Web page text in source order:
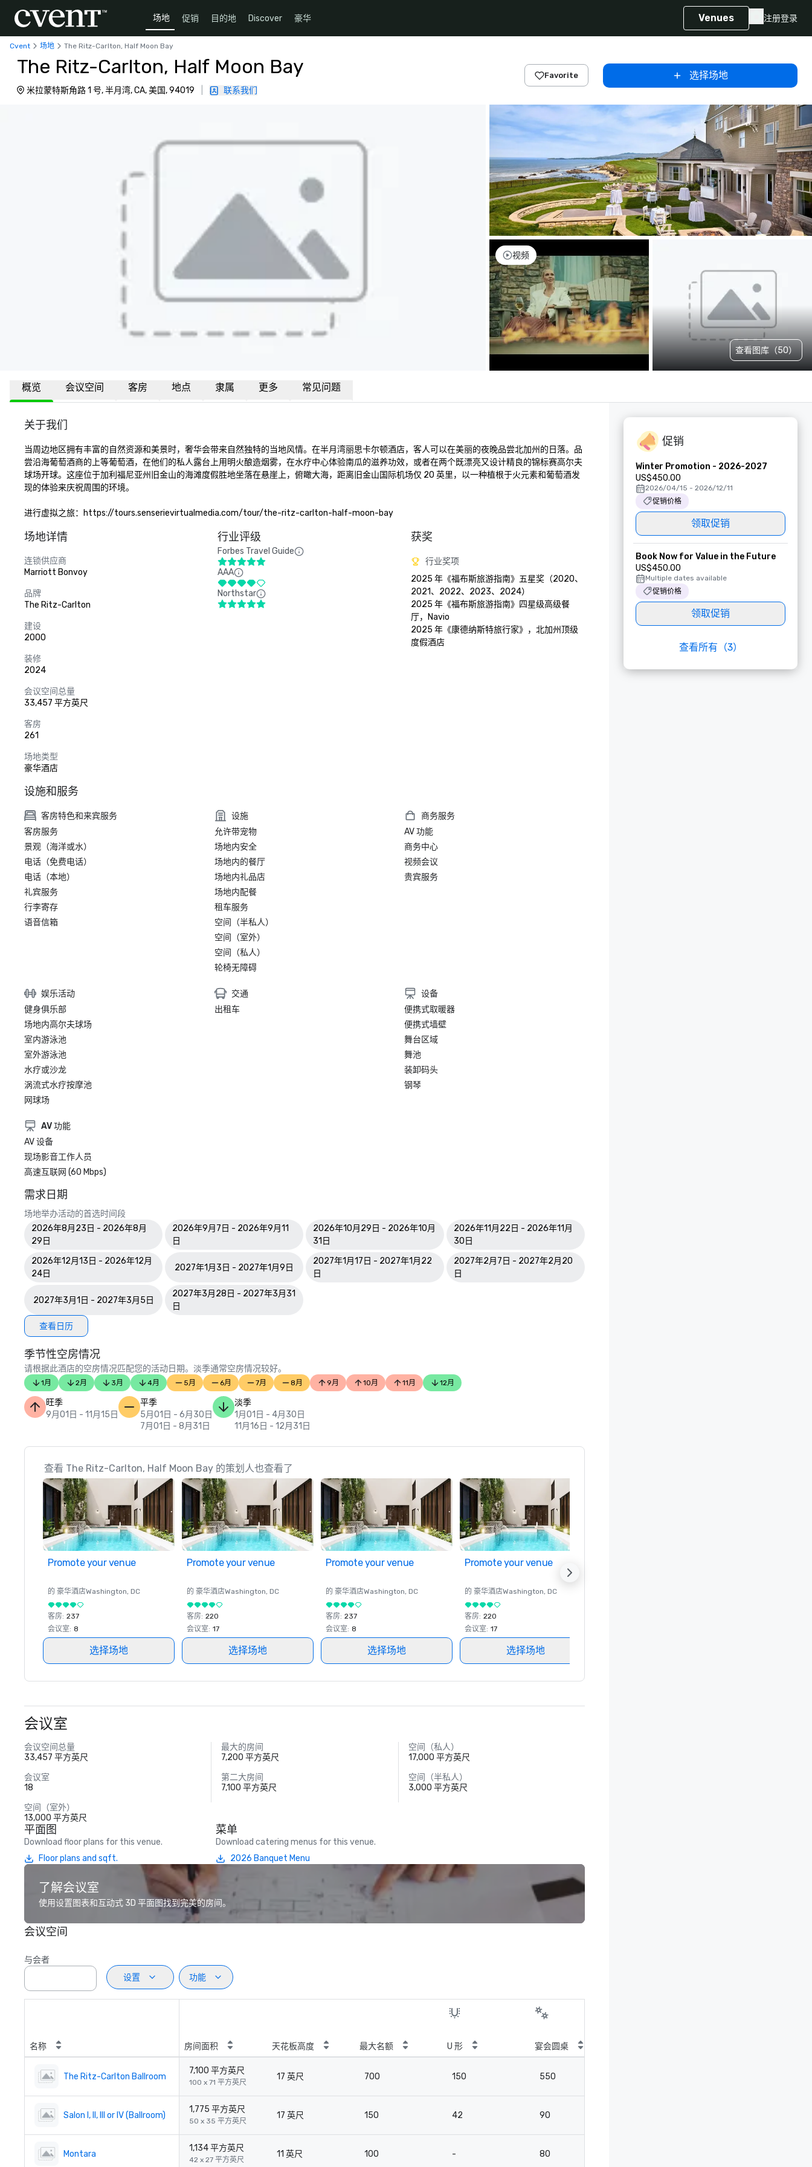
场地 促销 目的地 Discover 豪华 Venues 注册登录
Cvent 场地 The Ritz-Carlton, Half Moon Bay
The Ritz-Carlton, Half Moon Bay
米拉蒙特斯角路 1 号, 半月湾, CA, 美国, 94019 联系我们
Favorite 选择场地
视频
查看图库（50）
概览 会议空间 客房 地点 隶属 更多 常见问题
关于我们
当周边地区拥有丰富的自然资源和美景时，奢华会带来自然独特的当地风情。在半月湾丽思卡尔顿酒店，客人可以在美丽的夜晚品尝北加州的日落。品
尝沿海葡萄酒商的上等葡萄酒，在他们的私人露台上用明火酿造烟雾，在水疗中心体验南瓜的滋养功效，或者在两个既漂亮又设计精良的锦标赛高尔夫
球场开球。这座位于加利福尼亚州旧金山的海滩度假胜地坐落在悬崖上，俯瞰大海，距离旧金山国际机场仅 20 英里，以一种植根于火元素和葡萄酒发
现的体验来庆祝周围的环境。
进行虚拟之旅：https://tours.senserievirtualmedia.com/tour/the-ritz-carlton-half-moon-bay
场地详情
连锁供应商
Marriott Bonvoy
品牌
The Ritz-Carlton
建设
2000
装修
2024
会议空间总量
33,457 平方英尺
客房
261
场地类型
豪华酒店
行业评级
Forbes Travel Guide
AAA
Northstar
获奖
行业奖项
2025 年《福布斯旅游指南》五星奖（2020、
2021、2022、2023、2024）
2025 年《福布斯旅游指南》四星级高级餐
厅，Navio
2025 年《康德纳斯特旅行家》，北加州顶级
度假酒店
设施和服务
客房特色和来宾服务
客房服务
景观（海洋或水）
电话（免费电话）
电话（本地）
礼宾服务
行李寄存
语音信箱
设施
允许带宠物
场地内安全
场地内的餐厅
场地内礼品店
场地内配餐
租车服务
空间（半私人）
空间（室外）
空间（私人）
轮椅无障碍
商务服务
AV 功能
商务中心
视频会议
贵宾服务
娱乐活动
健身俱乐部
场地内高尔夫球场
室内游泳池
室外游泳池
水疗或沙龙
涡流式水疗按摩池
网球场
交通
出租车
设备
便携式取暖器
便携式墙壁
舞台区域
舞池
装卸码头
钢琴
AV 功能
AV 设备
现场影音工作人员
高速互联网 (60 Mbps)
需求日期
场地举办活动的首选时间段
2026年8月23日 - 2026年8月
29日
2026年9月7日 - 2026年9月11
日
2026年10月29日 - 2026年10月
31日
2026年11月22日 - 2026年11月
30日
2026年12月13日 - 2026年12月
24日
2027年1月3日 - 2027年1月9日
2027年1月17日 - 2027年1月22
日
2027年2月7日 - 2027年2月20
日
2027年3月1日 - 2027年3月5日
2027年3月28日 - 2027年3月31
日
查看日历
季节性空房情况
请根据此酒店的空房情况匹配您的活动日期。淡季通常空房情况较好。
1月 2月 3月 4月 5月 6月 7月 8月 9月 10月 11月 12月
旺季
9月01日 - 11月15日
平季
5月01日 - 6月30日
7月01日 - 8月31日
淡季
1月01日 - 4月30日
11月16日 - 12月31日
查看 The Ritz-Carlton, Half Moon Bay 的策划人也查看了
Promote your venue
的 豪华酒店Washington, DC
客房: 237
会议室: 8
选择场地
Promote your venue
的 豪华酒店Washington, DC
客房: 220
会议室: 17
选择场地
Promote your venue
的 豪华酒店Washington, DC
客房: 237
会议室: 8
选择场地
Promote your venue
的 豪华酒店Washington, DC
客房: 220
会议室: 17
选择场地
会议室
会议空间总量
33,457 平方英尺
最大的房间
7,200 平方英尺
空间（私人）
17,000 平方英尺
会议室
18
第二大房间
7,100 平方英尺
空间（半私人）
3,000 平方英尺
空间（室外）
13,000 平方英尺
平面图
Download floor plans for this venue.
Floor plans and sqft.
菜单
Download catering menus for this venue.
2026 Banquet Menu
了解会议室
使用设置图表和互动式 3D 平面图找到完美的房间。
会议空间
与会者
设置
功能
名称 房间面积 天花板高度 最大名额 U 形 宴会圆桌
The Ritz-Carlton Ballroom
7,100 平方英尺
100 x 71 平方英尺
17 英尺 700 150 550
Salon I, II, III or IV (Ballroom)
1,775 平方英尺
50 x 35 平方英尺
17 英尺 150 42 90
Montara
1,134 平方英尺
42 x 27 平方英尺
11 英尺 100 - 80
促销
Winter Promotion - 2026-2027
US$450.00
2026/04/15 - 2026/12/11
促销价格
领取促销
Book Now for Value in the Future
US$450.00
Multiple dates available
促销价格
领取促销
查看所有（3）